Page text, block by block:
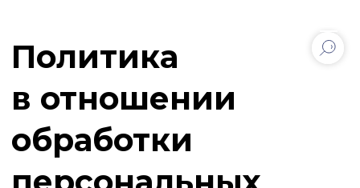
Политика
в отношении
обработки
персональных
данных ЧОУ